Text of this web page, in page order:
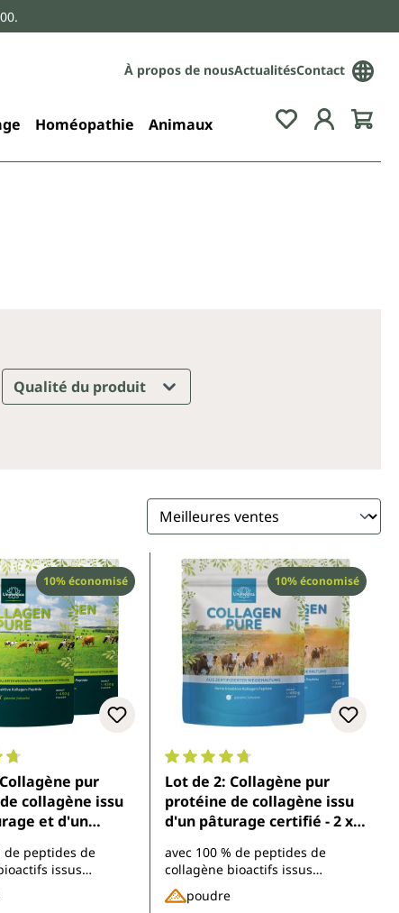
À propos de nousActualitésContact
Homéopathie Animaux
Qualité du produit
Réduction
10% économisé
de 4.7 sur 5 étoiles
pur
collagène issu
et d'un
- 2 x 450 g de
de peptides de
issus
en pâturage
Réduction
10% économisé
Note moyenne de 4.7 sur 5 étoiles
Lot de 2: Collagène pur
protéine de collagène issu
d'un pâturage certifié - 2 x
Unimedica
avec 100 % de peptides de
collagène bioactifs issus
d'animaux élevés au pâturage
poudre